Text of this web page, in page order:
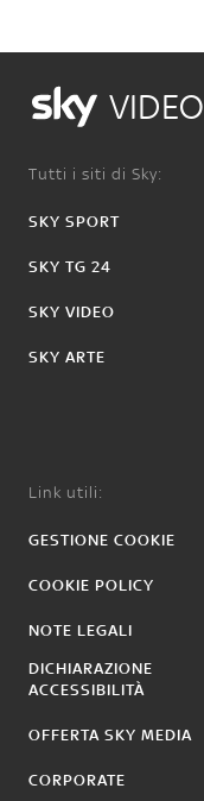
VIDEO
Tutti i siti di Sky:
SKY SPORT
SKY TG 24
SKY VIDEO
SKY ARTE
Link utili:
GESTIONE COOKIE
COOKIE POLICY
NOTE LEGALI
DICHIARAZIONE
ACCESSIBILITÀ
OFFERTA SKY MEDIA
CORPORATE